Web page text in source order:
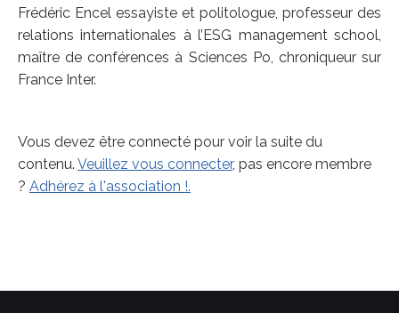
Frédéric Encel essayiste et politologue, professeur des
relations internationales à l’ESG management school,
maître de conférences à Sciences Po, chroniqueur sur
France Inter.
Vous devez être connecté pour voir la suite du
contenu. Veuillez vous connecter, pas encore membre
? Adhérez à l'association !.